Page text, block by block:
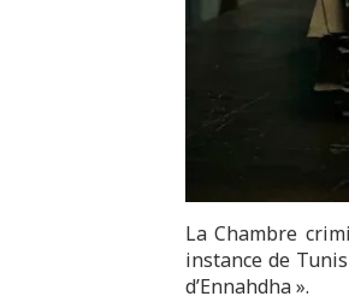
La Chambre
instance de
d’Ennahdha ».